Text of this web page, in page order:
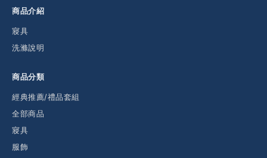
商品介紹
寢具
洗滌說明
商品分類
經典推薦/禮品套組
全部商品
寢具
服飾